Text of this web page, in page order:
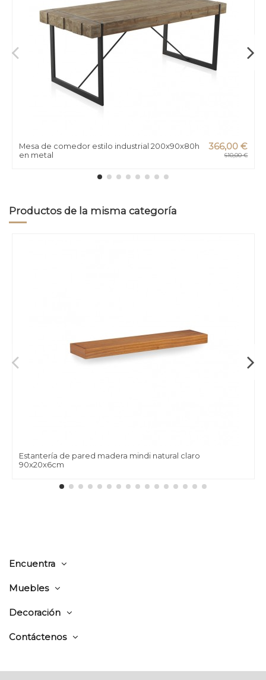
Mesa de comedor estilo industrial 200x90x80h
en metal
366,00 €
610,00 €
Productos de la misma categoría
Estantería de pared madera mindi natural claro
90x20x6cm
Encuentra
Muebles
Decoración
Contáctenos